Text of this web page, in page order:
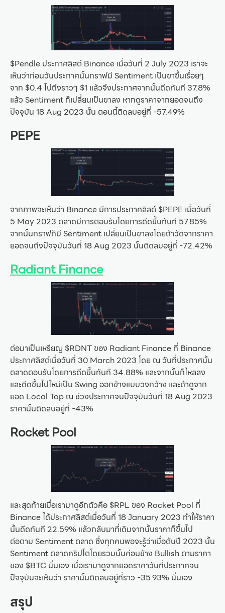
$Pendle ประกาศลิสต์ Binance เมื่อวันที่ 2 July 2023 เราจะ
เห็นว่าก่อนวันประกาศนั้นกราฟมี Sentiment เป็นขาขึ้นเรื่อยๆ
จาก $0.4 ไปถึงราวๆ $1 แล้วจึงประกาศจากนั้นดีดทันที 37.8%
แล้ว Sentiment ก็เปลี่ยนเป็นขาลง หากดูราคาจากยอดจนถึง
ปัจจุบัน 18 Aug 2023 นั้น ตอนนี้ติดลบอยู่ที่ -57.49%
PEPE
จากภาพจะเห็นว่า Binance มีการประกาศลิสต์ $PEPE เมื่อวันที่
5 May 2023 ตลาดมีการตอบรับโดยการดีดขึ้นทันที 57.85%
จากนั้นกราฟก็มี Sentiment เปลี่ยนเป็นขาลงโดยถ้าวัดจากราคา
ยอดจนถึงปัจจุบันวันที่ 18 Aug 2023 นั้นติดลบอยู่ที่ -72.42%
Radiant Finance
ต่อมาเป็นเหรียญ $RDNT ของ Radiant Finance ที่ Binance
ประกาศลิสต์เมื่อวันที่ 30 March 2023 โดย ณ วันที่ประกาศนั้น
ตลาดตอบรับโดยการดีดขึ้นทันที 34.88% และจากนั้นก็ไหลลง
และดีดขึ้นไปใหม่เป็น Swing ออกข้างแบบวงกว้าง และถ้าดูจาก
ยอด Local Top ณ ช่วงประกาศจนปัจจุบันวันที่ 18 Aug 2023
ราคานั้นติดลบอยู่ที่ -43%
Rocket Pool
และสุดท้ายเมื่อเรามาดูอีกตัวคือ $RPL ของ Rocket Pool ที่
Binance ได้ประกาศลิสต์เมื่อวันที่ 18 January 2023 ทำให้ราคา
นั้นดีดทันที 22.59% แล้วกลับมาที่เดิมจากนั้นราคาก็ขึ้นไป
ต่อตาม Sentiment ตลาด ซึ่งทุกคนพอจะรู้ว่าเมื่อต้นปี 2023 นั้น
Sentiment ตลาดคริปโตโดยรวมนั้นค่อนข้าง Bullish ตามราคา
ของ $BTC นั่นเอง เมื่อเรามาดูจากยอดราคาวันที่ประกาศจน
ปัจจุบันจะเห็นว่า ราคานั้นติดลบอยู่ที่ราว -35.93% นั่นเอง
สรุป